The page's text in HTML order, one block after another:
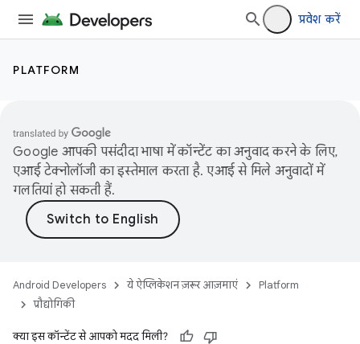
प्रवेश करें
PLATFORM
Google आपकी पसंदीदा भाषा में कॉन्टेंट का अनुवाद करने के लिए,
एआई टेक्नोलॉजी का इस्तेमाल करता है. एआई से मिले अनुवादों में
गलतियां हो सकती हैं.
Android Developers ये ऐप्लिकेशन ज़रूर आज़माएं
Platform
प्रौद्योगिकी
क्या इस कॉन्टेंट से आपको मदद मिली?